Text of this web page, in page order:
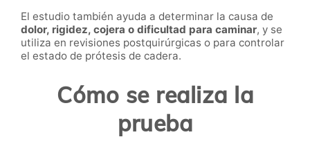
El estudio también ayuda a determinar la causa de
dolor, rigidez, cojera o dificultad para caminar, y se
utiliza en revisiones postquirúrgicas o para controlar
el estado de prótesis de cadera.
Cómo se realiza la
prueba